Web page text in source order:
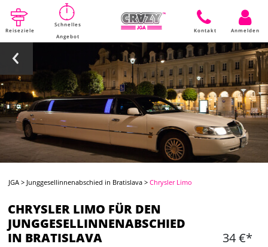
Reiseziele
Schnelles
Angebot
Kontakt Anmelden
JGA > Junggesellinnenabschied in Bratislava >Chrysler Limo
CHRYSLER LIMO FÜR DEN
JUNGGESELLINNENABSCHIED
IN BRATISLAVA
34 €*